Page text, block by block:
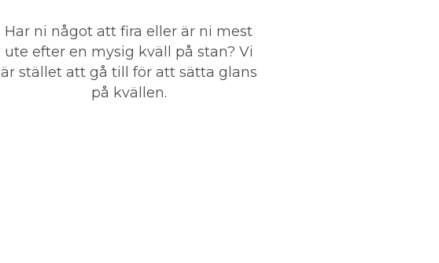
Har ni något att fira eller är ni mest
ute efter en mysig kväll på stan? Vi
är stället att gå till för att sätta glans
på kvällen.